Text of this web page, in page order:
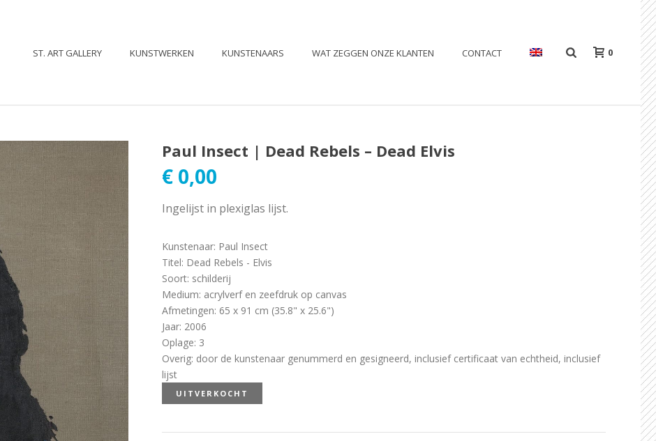
ST. ART GALLERY KUNSTWERKEN KUNSTENAARS WAT ZEGGEN ONZE KLANTEN CONTACT 0
Paul Insect | Dead Rebels – Dead Elvis
€ 0,00
Ingelijst in plexiglas lijst.
Kunstenaar: Paul Insect
Titel: Dead Rebels - Elvis
Soort: schilderij
Medium: acrylverf en zeefdruk op canvas
Afmetingen: 65 x 91 cm (35.8" x 25.6")
Jaar: 2006
Oplage: 3
Overig: door de kunstenaar genummerd en gesigneerd, inclusief certificaat van echtheid, inclusief
lijst
UITVERKOCHT